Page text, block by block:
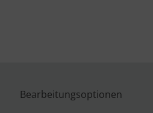
Bearbeitungsoptionen